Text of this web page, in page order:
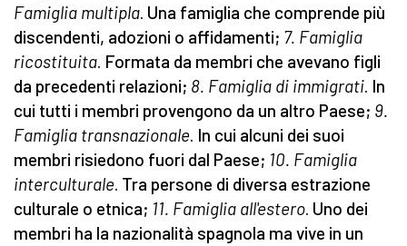
Famiglia multipla. Una famiglia che comprende più
discendenti, adozioni o affidamenti; 7. Famiglia
ricostituita. Formata da membri che avevano figli
da precedenti relazioni; 8. Famiglia di immigrati. In
cui tutti i membri provengono da un altro Paese; 9.
Famiglia transnazionale. In cui alcuni dei suoi
membri risiedono fuori dal Paese; 10. Famiglia
interculturale. Tra persone di diversa estrazione
culturale o etnica; 11. Famiglia all'estero. Uno dei
membri ha la nazionalità spagnola ma vive in un